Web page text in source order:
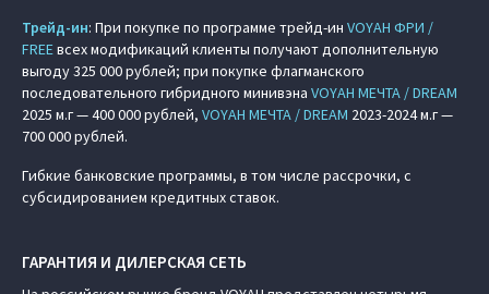
Трейд-ин: При покупке по программе трейд-ин VOYAH ФРИ /
FREEвсех модификаций клиенты получают дополнительную
выгоду 325 000 рублей; при покупке флагманского
последовательного гибридного минивэна VOYAH МЕЧТА / DREAM
2025 м.г — 400 000 рублей, VOYAH МЕЧТА / DREAM 2023-2024 м.г —
700 000 рублей.
Гибкие банковские программы, в том числе рассрочки, с
субсидированием кредитных ставок.
ГАРАНТИЯ И ДИЛЕРСКАЯ СЕТЬ